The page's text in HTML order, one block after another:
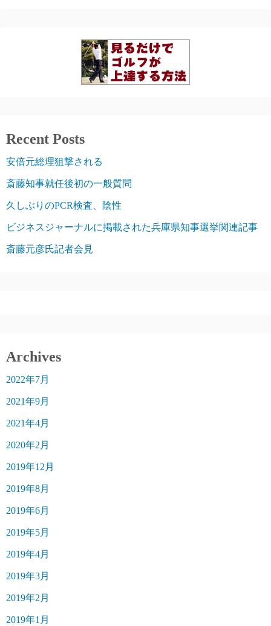
Recent Posts
安倍元総理狙撃される
斎藤知事就任後初の一般質問
久しぶりのPCR検査、陰性
ビジネスジャーナルに掲載された兵庫県知事選挙関連記事
斎藤元彦氏記者会見
Archives
2022年7月
2021年9月
2021年4月
2020年2月
2019年12月
2019年8月
2019年6月
2019年5月
2019年4月
2019年3月
2019年2月
2019年1月